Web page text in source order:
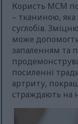
Користь МСМ
– тканиною, яка
суглобів.
може
запаленням та
посиленні
артриту,
страждають на